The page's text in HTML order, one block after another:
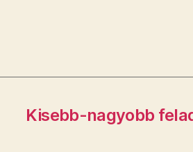
Kisebb-nagyobb